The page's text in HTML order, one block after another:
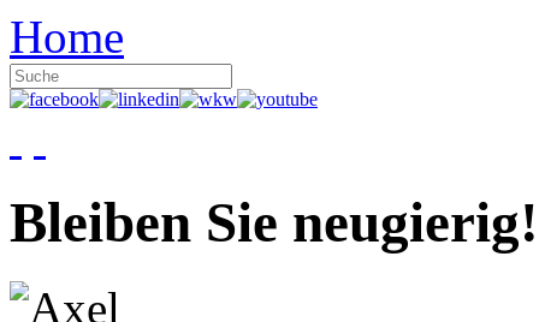
Home
Bleiben Sie neugierig!